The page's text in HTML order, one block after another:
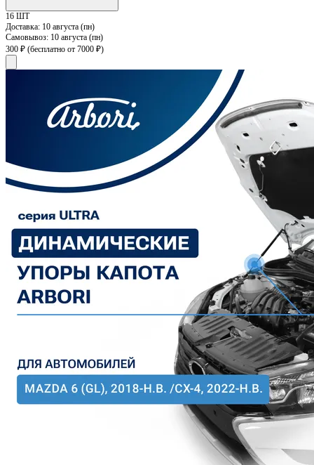
16 ШТ
Доставка: 10 августа (пн)
Самовывоз: 10 августа (пн)
300 ₽ (бесплатно от 7000 ₽)